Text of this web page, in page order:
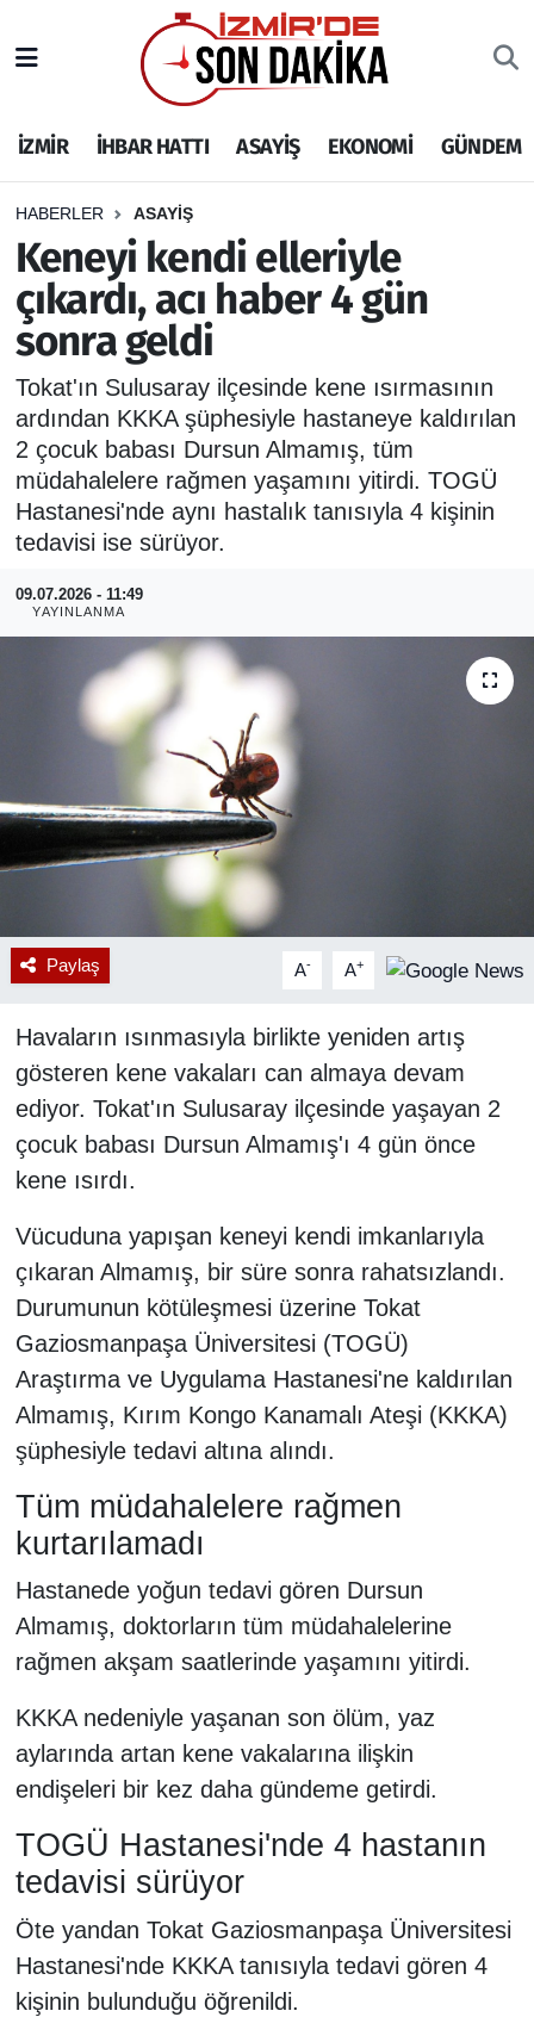
İZMİR İHBAR HATTI ASAYİŞ EKONOMİ GÜNDEM
HABERLER ASAYİŞ
Keneyi kendi elleriyle
çıkardı, acı haber 4 gün
sonra geldi
Tokat'ın Sulusaray ilçesinde kene ısırmasının
ardından KKKA şüphesiyle hastaneye kaldırılan
2 çocuk babası Dursun Almamış, tüm
müdahalelere rağmen yaşamını yitirdi. TOGÜ
Hastanesi'nde aynı hastalık tanısıyla 4 kişinin
tedavisi ise sürüyor.
09.07.2026 - 11:49
YAYINLANMA
Paylaş A- A+
Havaların ısınmasıyla birlikte yeniden artış
gösteren kene vakaları can almaya devam
ediyor. Tokat'ın Sulusaray ilçesinde yaşayan 2
çocuk babası Dursun Almamış'ı 4 gün önce
kene ısırdı.
Vücuduna yapışan keneyi kendi imkanlarıyla
çıkaran Almamış, bir süre sonra rahatsızlandı.
Durumunun kötüleşmesi üzerine Tokat
Gaziosmanpaşa Üniversitesi (TOGÜ)
Araştırma ve Uygulama Hastanesi'ne kaldırılan
Almamış, Kırım Kongo Kanamalı Ateşi (KKKA)
şüphesiyle tedavi altına alındı.
Tüm müdahalelere rağmen
kurtarılamadı
Hastanede yoğun tedavi gören Dursun
Almamış, doktorların tüm müdahalelerine
rağmen akşam saatlerinde yaşamını yitirdi.
KKKA nedeniyle yaşanan son ölüm, yaz
aylarında artan kene vakalarına ilişkin
endişeleri bir kez daha gündeme getirdi.
TOGÜ Hastanesi'nde 4 hastanın
tedavisi sürüyor
Öte yandan Tokat Gaziosmanpaşa Üniversitesi
Hastanesi'nde KKKA tanısıyla tedavi gören 4
kişinin bulunduğu öğrenildi.
İHBAR HATTI
DEPREM
GENEL
EKONOMİ
SİYASET
SPOR
ASAYİŞ
İzmir Nöbetçi Eczaneler
İzmir Hava Durumu
İzmir Namaz Vakitleri
İzmir Trafik Yoğunluk Haritası
Puan Durumu ve Fikstür
Tüm Manşetler
Son Dakika Haberleri
Haber Arşivi